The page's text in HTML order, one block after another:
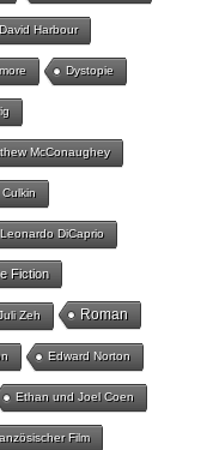
David Harbour
Dystopie
McConaughey
Culkin
Leonardo DiCaprio
Fiction
Zeh Roman
Edward Norton
Ethan und Joel Coen
Film